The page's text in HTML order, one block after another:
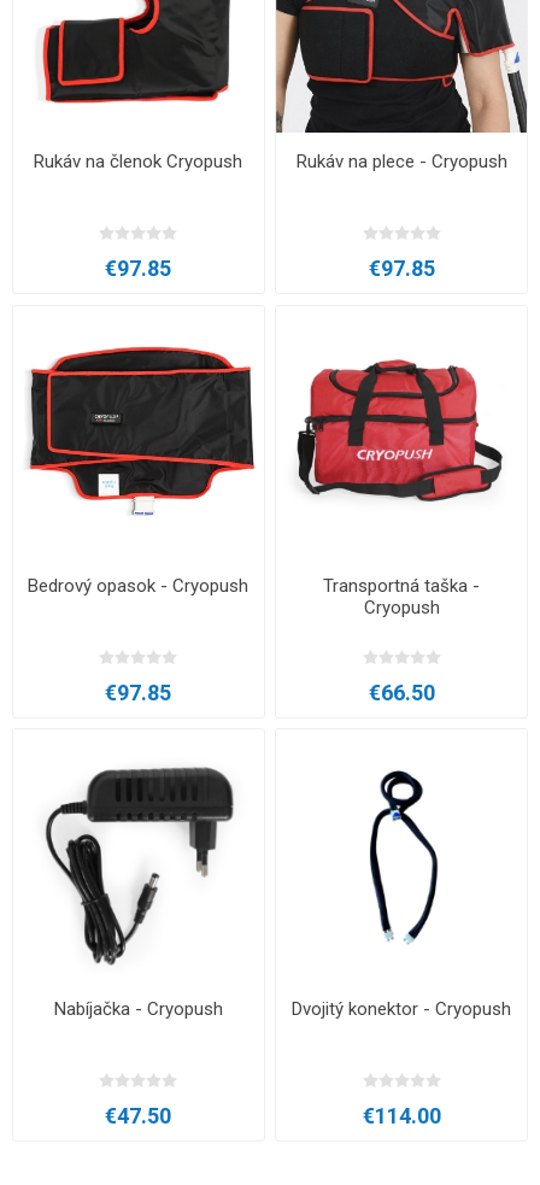
Rukáv na členok Cryopush
€97.85
Rukáv na plece - Cryopush
€97.85
Bedrový opasok - Cryopush
€97.85
Transportná taška -
Cryopush
€66.50
Nabíjačka - Cryopush
€47.50
Dvojitý konektor - Cryopush
€114.00